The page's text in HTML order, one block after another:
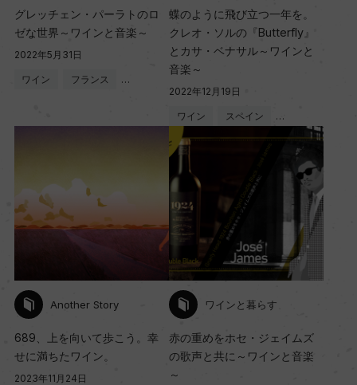
グレッチェン・パーラトのロ
ゼな世界～ワインと音楽～
2022年5月31日
ワイン フランス …
蝶のように飛び立つ一年を。
クレオ・ソルの『Butterfly』
とカサ・ベナサル～ワインと
音楽～
2022年12月19日
ワイン スペイン …
Another Story
689、上を向いて歩こう。幸
せに満ちたワイン。
2023年11月24日
ワインと暮らす
赤の重めをホセ・ジェイムズ
の歌声と共に～ワインと音楽
～